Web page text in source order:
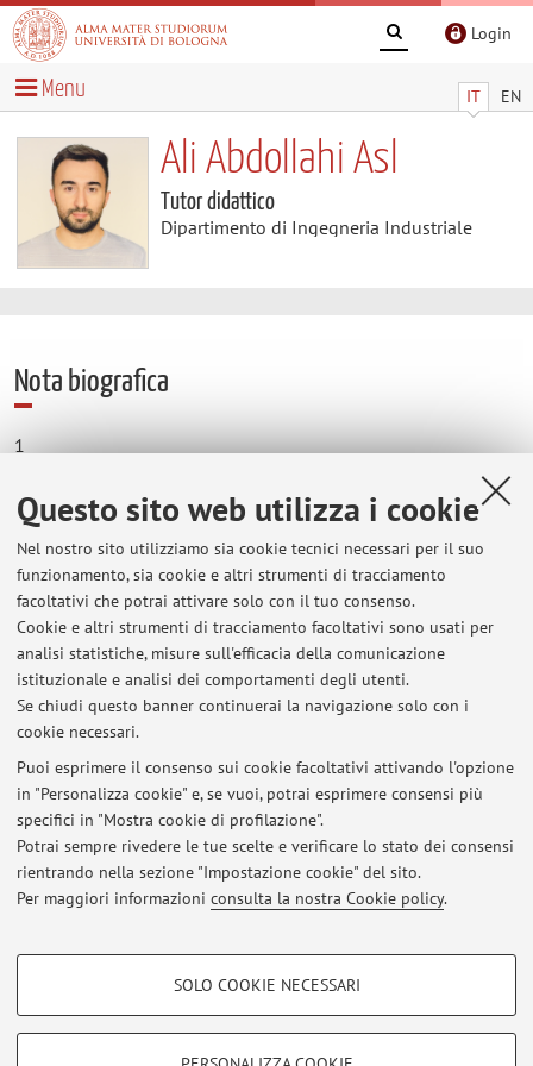
Questo sito web utilizza i cookie
Nel nostro sito utilizziamo sia cookie tecnici necessari per il suo
funzionamento, sia cookie e altri strumenti di tracciamento
facoltativi che potrai attivare solo con il tuo consenso.
Cookie e altri strumenti di tracciamento facoltativi sono usati per
analisi statistiche, misure sull'efficacia della comunicazione
istituzionale e analisi dei comportamenti degli utenti.
Se chiudi questo banner continuerai la navigazione solo con i
cookie necessari.
Puoi esprimere il consenso sui cookie facoltativi attivando l'opzione
in "Personalizza cookie" e, se vuoi, potrai esprimere consensi più
specifici in "Mostra cookie di profilazione".
Potrai sempre rivedere le tue scelte e verificare lo stato dei consensi
rientrando nella sezione "Impostazione cookie" del sito.
Per maggiori informazioni consulta la nostra Cookie policy.
COOKIE DI PROFILAZIONE - FACOLTATIVI
SOLO COOKIE NECESSARI
Login
IT EN
Menu
Ali Abdollahi Asl
Tutor didattico
Dipartimento di Ingegneria Industriale
Nota biografica
1
Contatti
E-mail: ali.abdollahiasl2@unibo.it
Dipartimento di Ingegneria Industriale
Viale del Risorgimento 2, Bologna -
Vai alla mappa
Ultimi avvisi
Al momento non sono presenti avvisi.
Area riservata
Accedi tramiteloginper gestire tutti i contenuti del sito.